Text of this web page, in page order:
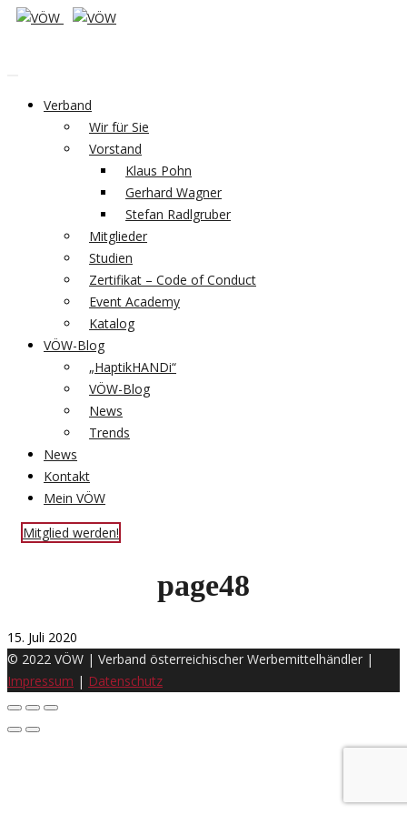
Verband
Wir für Sie
Vorstand
Klaus Pohn
Gerhard Wagner
Stefan Radlgruber
Mitglieder
Studien
Zertifikat – Code of Conduct
Event Academy
Katalog
VÖW-Blog
„HaptikHANDi“
VÖW-Blog
News
Trends
News
Kontakt
Mein VÖW
Mitglied werden!
page48
15. Juli 2020
© 2022 VÖW | Verband österreichischer Werbemittelhändler |
Impressum | Datenschutz